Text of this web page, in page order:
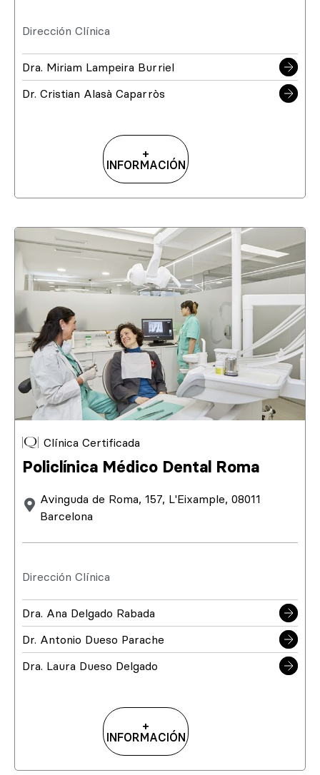
Dirección Clínica
Dra. Miriam Lampeira Burriel
Dr. Cristian Alasà Caparròs
+
INFORMACIÓN
Clínica Certificada
Policlínica Médico Dental Roma
Avinguda de Roma, 157, L'Eixample, 08011
Barcelona
Dirección Clínica
Dra. Ana Delgado Rabada
Dr. Antonio Dueso Parache
Dra. Laura Dueso Delgado
+
INFORMACIÓN